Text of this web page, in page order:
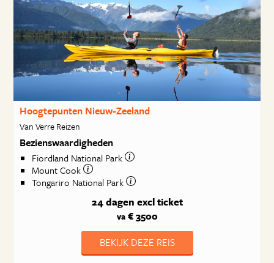
Hoogtepunten Nieuw-Zeeland
Van Verre Reizen
Bezienswaardigheden
Fiordland National Park
Mount Cook
Tongariro National Park
24 dagen excl ticket
va€ 3500
BEKIJK DEZE REIS